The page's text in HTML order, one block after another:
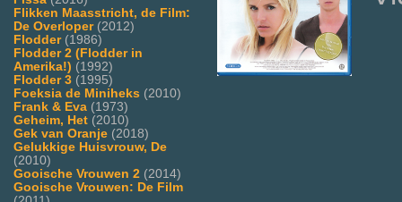
Flikken Maasstricht, de Film:
De Overloper(2012)
Flodder(1986)
Flodder 2 (Flodder in
Amerika!) (1992)
Flodder 3 (1995)
Foeksia de Miniheks (2010)
Frank & Eva (1973)
Geheim, Het (2010)
Gek van Oranje (2018)
Gelukkige Huisvrouw, De
(2010)
Gooische Vrouwen 2 (2014)
Gooische Vrouwen: De Film